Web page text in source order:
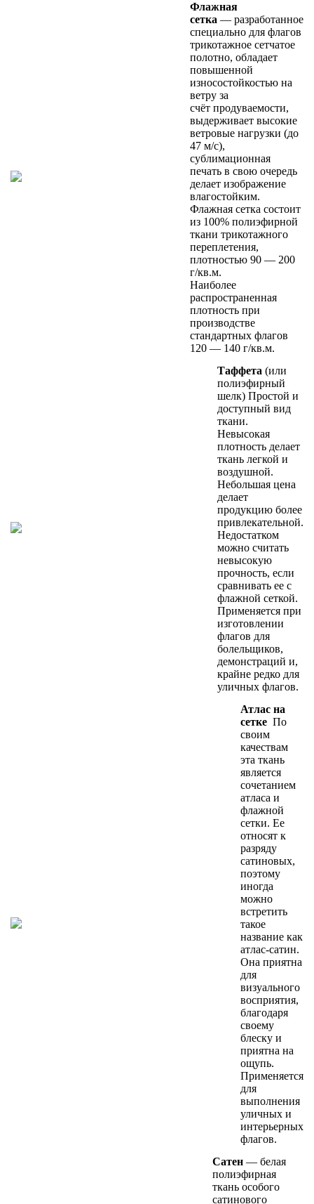
Флажная
сетка — разработанное
специально для флагов
трикотажное сетчатое
полотно, обладает
повышенной
износостойкостью на
ветру за
счёт продуваемости,
выдерживает высокие
ветровые нагрузки (до
47 м/с),
сублимационная
печать в свою очередь
делает изображение
влагостойким.
Флажная сетка состоит
из 100% полиэфирной
ткани трикотажного
переплетения,
плотностью 90 — 200
г/кв.м.
Наиболее
распространенная
плотность при
производстве
стандартных флагов
120 — 140 г/кв.м.
Таффета (или
полиэфирный
шелк) Простой и
доступный вид
ткани.
Невысокая
плотность делает
ткань легкой и
воздушной.
Небольшая цена
делает
продукцию более
привлекательной.
Недостатком
можно считать
невысокую
прочность, если
сравнивать ее с
флажной сеткой.
Применяется при
изготовлении
флагов для
болельщиков,
демонстраций и,
крайне редко для
уличных флагов.
Атлас на
сетке По
своим
качествам
эта ткань
является
сочетанием
атласа и
флажной
сетки. Ее
относят к
разряду
сатиновых,
поэтому
иногда
можно
встретить
такое
название как
атлас-сатин.
Она приятна
для
визуального
восприятия,
благодаря
своему
блеску и
приятна на
ощупь.
Применяется
для
выполнения
уличных и
интерьерных
флагов.
Сатен — белая
полиэфирная
ткань особого
сатинового